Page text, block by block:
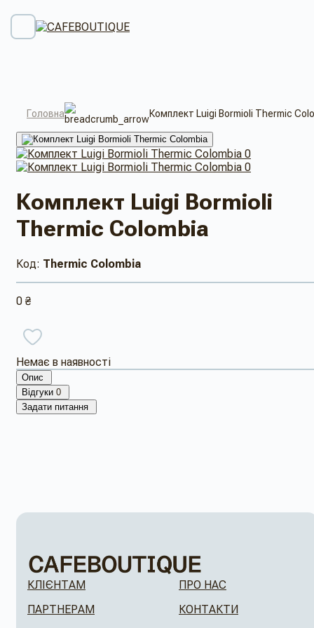
Головна Комплект Luigi Bormioli Thermic
Комплект Luigi Bormioli
Thermic Colombia
Код: Thermic Colombia
0 ₴
Немає в наявності
Опис
Відгуки 0
Задати питання
КЛІЄНТАМ
ПАРТНЕРАМ
ПРО НАС
КОНТАКТИ